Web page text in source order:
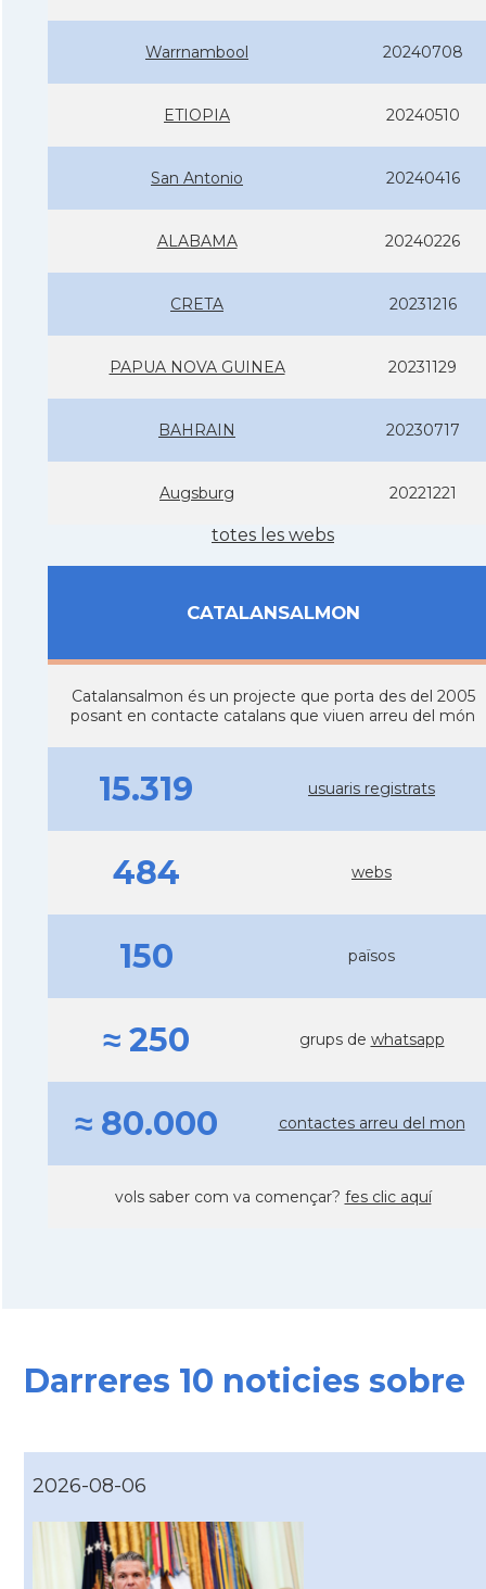
Warrnambool 20240708
ETIOPIA 20240510
San Antonio 20240416
ALABAMA 20240226
CRETA 20231216
PAPUA NOVA GUINEA 20231129
BAHRAIN 20230717
Augsburg 20221221
totes les webs
CATALANSALMON
Catalansalmon és un projecte que porta des del 2005
posant en contacte catalans que viuen arreu del món
15.319 usuaris registrats
484 webs
150 països
≈ 250 grups de whatsapp
≈ 80.000 contactes arreu del mon
vols saber com va començar? fes clic aquí
Darreres 10 noticies sobre
2026-08-06